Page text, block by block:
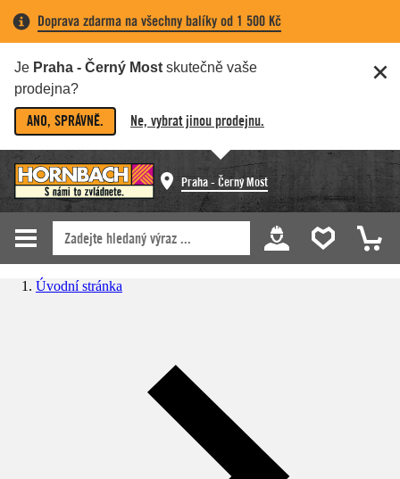
Doprava zdarma na všechny balíky od 1 500 Kč
Je Praha - Černý Most skutečně vaše
prodejna?
ANO, SPRÁVNĚ. Ne, vybrat jinou prodejnu.
Praha - Černý Most
Úvodní stránka